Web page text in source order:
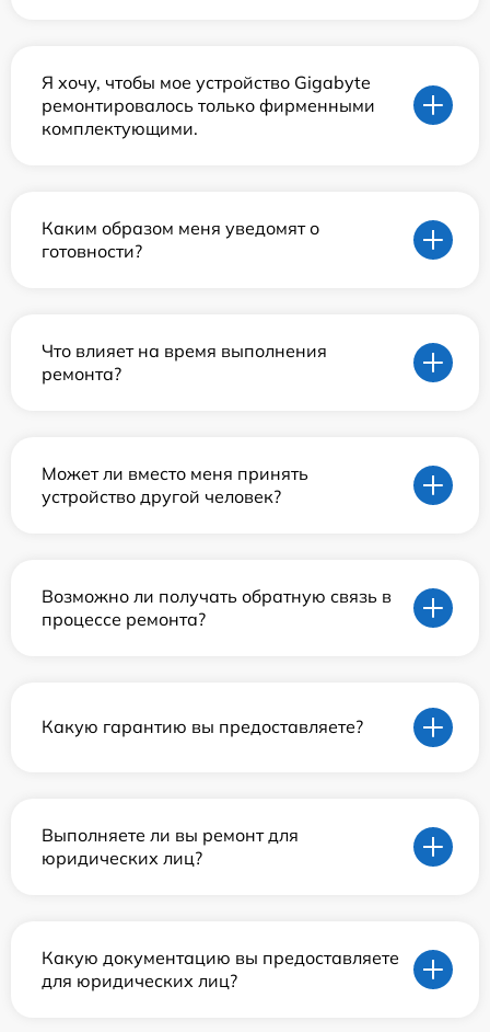
Я хочу, чтобы мое устройство Gigabyte
ремонтировалось только фирменными
комплектующими.
Каким образом меня уведомят о
готовности?
Что влияет на время выполнения
ремонта?
Может ли вместо меня принять
устройство другой человек?
Возможно ли получать обратную связь в
процессе ремонта?
Какую гарантию вы предоставляете?
Выполняете ли вы ремонт для
юридических лиц?
Какую документацию вы предоставляете
для юридических лиц?